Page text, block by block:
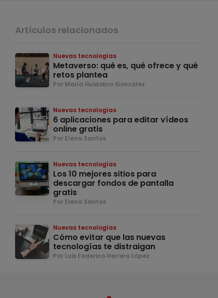
Artículos relacionados
Nuevas tecnologías
Metaverso: qué es, qué ofrece y qué
retos plantea
Por María Huidobro González
Nuevas tecnologías
6 aplicaciones para editar vídeos
online gratis
Por Elena Santos
Nuevas tecnologías
Los 10 mejores sitios para
descargar fondos de pantalla
gratis
Por Elena Santos
Nuevas tecnologías
Cómo evitar que las nuevas
tecnologías te distraigan
Por Luis Federico Herrero López